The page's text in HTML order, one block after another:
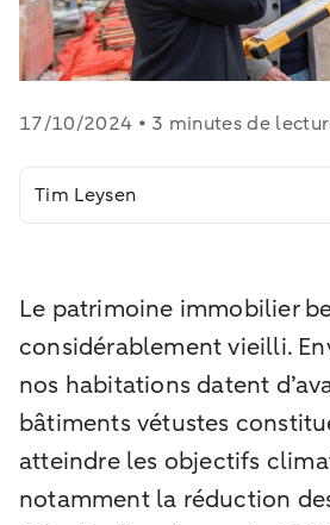
17/10/2024 • 3 minutes de
Tim Leysen
Le patrimoine immobilier
considérablement vieilli.
nos habitations datent
bâtiments vétustes
atteindre les objectifs
notamment la réduction